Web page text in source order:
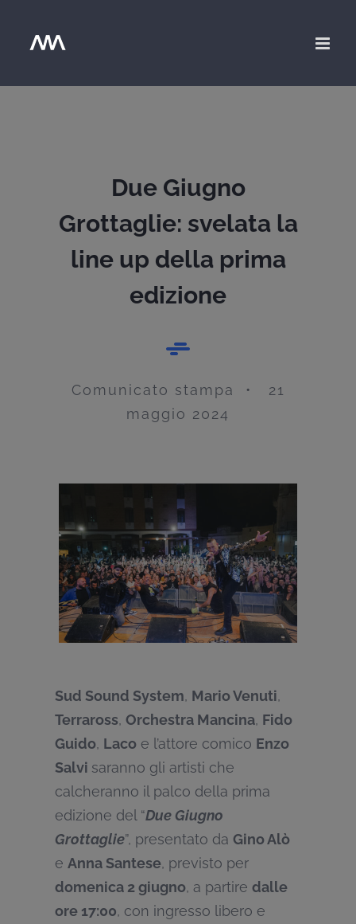
Due Giugno
Grottaglie: svelata la
line up della prima
edizione
Comunicato stampa • 21
maggio 2024
Sud Sound System, Mario Venuti,
Terraross, Orchestra Mancina, Fido
Guido, Lacoe l’attore comico Enzo
Salvi saranno gli artisti che
calcheranno il palco della prima
edizione del “Due Giugno
Grottaglie”, presentato da Gino Alò
e Anna Santese, previsto per
domenica 2 giugno, a partire dalle
ore 17:00, con ingresso libero e